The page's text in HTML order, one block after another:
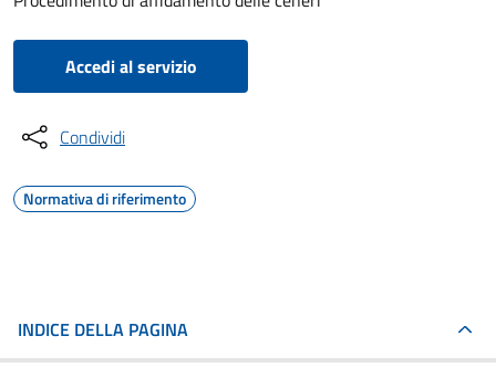
Accedi al servizio
Condividi
Normativa di riferimento
INDICE DELLA PAGINA